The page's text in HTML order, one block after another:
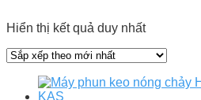
Hiển thị kết quả duy nhất